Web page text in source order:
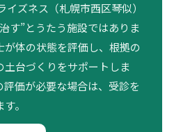
イズネス（札幌市西区琴似）
す”とうたう施設ではありま
が体の状態を評価し、根拠の
土台づくりをサポートしま
評価が必要な場合は、受診を
。